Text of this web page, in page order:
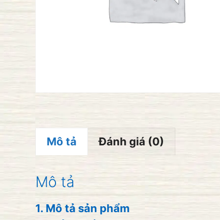
Mô tả Đánh giá (0)
Mô tả
1. Mô tả sản phẩm